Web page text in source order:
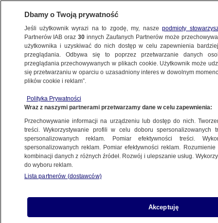
ŁÓDŹ
szpitala
26.02.2026, 12:16
Posłuchaj artykułu
Czyta lektor AI
Dbamy o Twoją prywatność
Jeśli użytkownik wyrazi na to zgodę, my, naszepodmioty
Partnerów IAB oraz30 innych Zaufanych Partnerów może
użytkownika i uzyskiwać do nich dostęp w celu zapewnienia
przeglądania. Odbywa się to poprzez przetwarzanie danych
przeglądania przechowywanych w plikach cookie. Użytkownik może
się przetwarzaniu w oparciu o uzasadniony interes w dowolnym
plików cookie i reklam”.
Polityka Prywatności
Wraz z naszymi partnerami przetwarzamy dane w celu zapewnienia:
Przechowywanie informacji na urządzeniu lub dostęp do nich.
treści. Wykorzystywanie profili w celu doboru spersonalizowanych
spersonalizowanych reklam. Pomiar efektywności treści.
spersonalizowanych reklam. Pomiar efektywności reklam.
kombinacji danych z różnych źródeł. Rozwój i ulepszanie usług.
do wyboru reklam.
Lista partnerów (dostawców)
Akceptuję